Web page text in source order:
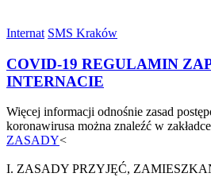
Internat SMS Kraków
COVID-19 REGULAMIN
INTERNACIE
Więcej informacji odnośnie zasad
koronawirusa można znaleźć w
ZASADY<
I. ZASADY PRZYJĘĆ,